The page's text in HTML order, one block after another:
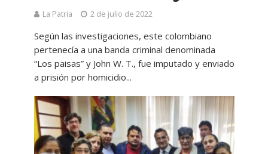
La Patria 2 de julio de 2022
Según las investigaciones, este colombiano
pertenecía a una banda criminal denominada
“Los paisas” y John W. T., fue imputado y enviado
a prisión por homicidio...